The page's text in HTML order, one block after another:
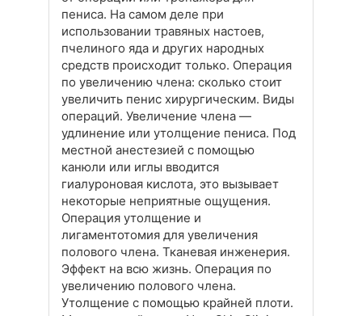
пениса. На самом деле при
использовании травяных настоев,
пчелиного яда и других народных
средств происходит только. Операция
по увеличению члена: сколько стоит
увеличить пенис хирургическим. Виды
операций. Увеличение члена —
удлинение или утолщение пениса. Под
местной анестезией с помощью
канюли или иглы вводится
гиалуроновая кислота, это вызывает
некоторые неприятные ощущения.
Операция утолщение и
лигаментотомия для увеличения
полового члена. Тканевая инженерия.
Эффект на всю жизнь. Операция по
увеличению полового члена.
Утолщение с помощью крайней плоти.